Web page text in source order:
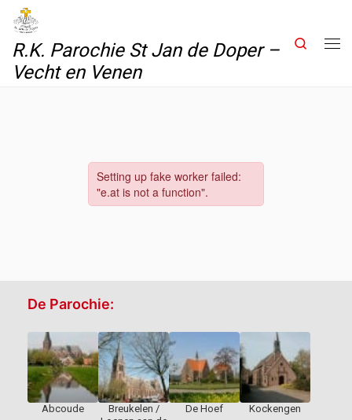
Skip to content
R.K. Parochie St Jan de Doper –
Vecht en Venen
Search
De Parochie:
Abcoude
Breukelen /
De Hoef Kockengen